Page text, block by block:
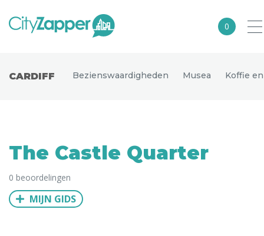
0
Europa
Noord-Amerika
Azië
CARDIFF Bezienswaardigheden Musea Koffie
The Castle Quarter
0 beoordelingen
MIJN GIDS